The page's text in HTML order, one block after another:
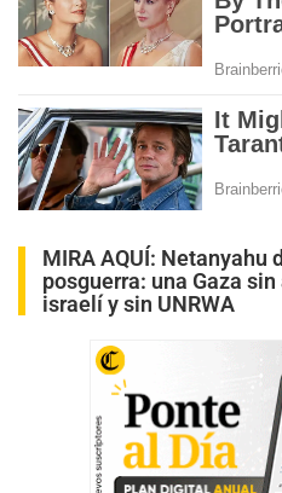
MIRA AQUÍ: Netanyahu
posguerra: una Gaza
israelí y sin UNRWA